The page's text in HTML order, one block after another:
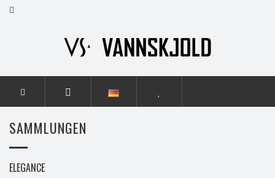
STARTSEITE SAMMLUNGEN GRACE FLASH
SAMMLUNGEN
ELEGANCE